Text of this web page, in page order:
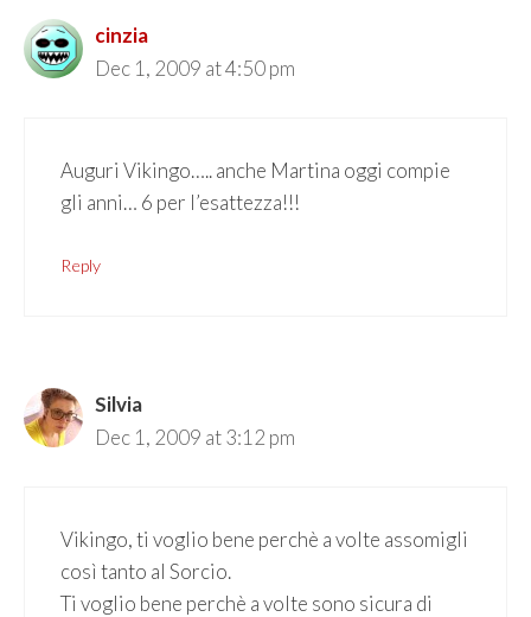
cinzia
Dec 1, 2009 at 4:50 pm
Auguri Vikingo….. anche Martina oggi compie
gli anni… 6 per l’esattezza!!!
Reply
Silvia
Dec 1, 2009 at 3:12 pm
Vikingo, ti voglio bene perchè a volte assomigli
così tanto al Sorcio.
Ti voglio bene perchè a volte sono sicura di